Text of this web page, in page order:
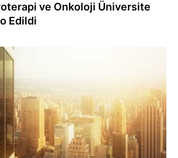
ve Onkoloji Üniversite
Edildi